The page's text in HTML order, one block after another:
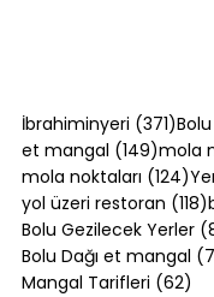
İbrahiminyeri (371)371
Bolu
et mangal (149)149
mola
mola noktaları (124)
yol üzeri restoran (118)
Bolu Gezilecek Yerler
Bolu Dağı et mangal
Mangal Tarifleri (62)